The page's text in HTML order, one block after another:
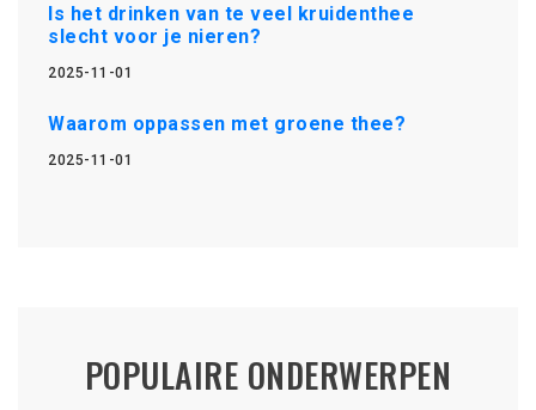
Is het drinken van te veel kruidenthee
slecht voor je nieren?
2025-11-01
Waarom oppassen met groene thee?
2025-11-01
POPULAIRE ONDERWERPEN